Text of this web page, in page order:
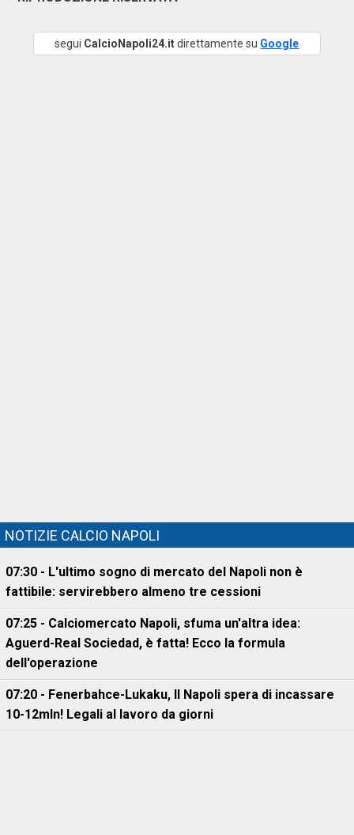
segui CalcioNapoli24.itdirettamente su Google
NOTIZIE CALCIO NAPOLI
07:30 - L'ultimo sogno di mercato del Napoli non è
fattibile: servirebbero almeno tre cessioni
07:25 - Calciomercato Napoli, sfuma un'altra idea:
Aguerd-Real Sociedad, è fatta! Ecco la formula
dell'operazione
07:20 - Fenerbahce-Lukaku, ll Napoli spera di incassare
10-12mln! Legali al lavoro da giorni